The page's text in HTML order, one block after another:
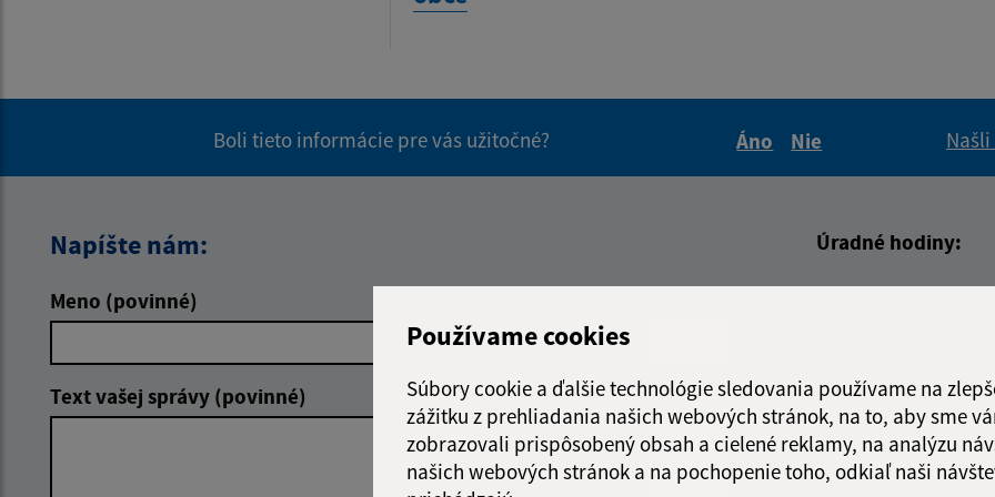
Používame cookies
Súbory cookie a ďalšie technológie sledovania používame na
zážitku z prehliadania našich webových stránok, na to, aby sme
zobrazovali prispôsobený obsah a cielené reklamy, na analýzu
našich webových stránok a na pochopenie toho, odkiaľ naši
Boli tieto informácie pre vás užitočné?
Áno
Nie
Napíšte nám:
Meno (povinné)
Text vašej správy (povinné)
Úradné hodiny:
Streda:
07:30 -
Štvrtok:
07:30 -
Piatok:
07:30 -
Obedňajšia